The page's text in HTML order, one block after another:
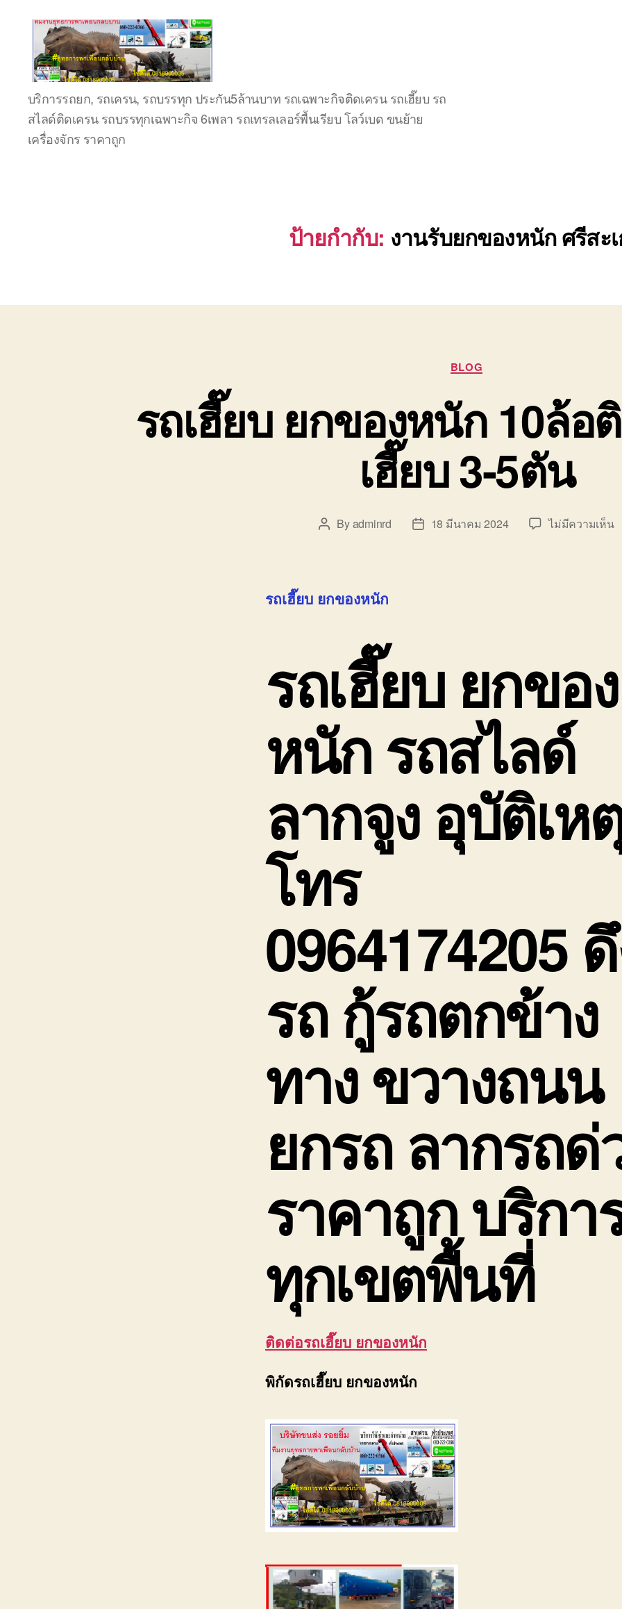
ชลบุรี
รถ
เครน
ยก
ของ
บริการรถยก, รถเครน, รถบรรทุก ประกัน5ล้านบาท รถเฉพาะกิจติดเครน รถเฮี๊ยบ รถ
สไลด์ติดเครน รถบรรทุกเฉพาะกิจ 6เพลา รถเทรลเลอร์พื้นเรียบ โลว์เบด ขนย้าย
เครื่องจักร ราคาถูก
ป้ายกำกับ: งานรับยกของหนัก ศรีสะ
Categories
BLOG
รถเฮี๊ยบ ยกของหนัก 10ล้อ
เฮี๊ยบ 3-5ตัน
Post
Byadminrd
Post18 มีนาคม 2024 ไม่มีความเห็นบน
รถ
3-
รถเฮี๊ยบ ยกของหนัก
รถเฮี๊ยบ ยกของ
หนักรถสไลด์
ลากจูง อุบัติเห
โทร
0964174205
รถ กู้รถตกข้าง
ทาง ขวางถนน
ยกรถ ลากรถด่
ราคาถูก บริกา
ทุกเขตพื้นที่
ติดต่อรถเฮี๊ยบ ยกของหนัก
พิกัดรถเฮี๊ยบ ยกของหนัก